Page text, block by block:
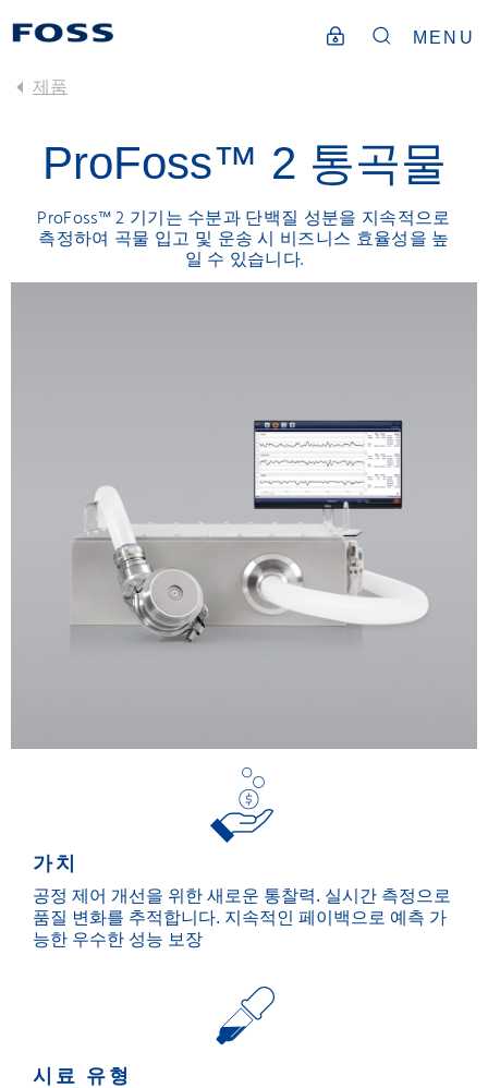
MENU
제품
ProFoss™ 2 통곡물
ProFoss™ 2 기기는 수분과 단백질 성분을 지속적으로
측정하여 곡물 입고 및 운송 시 비즈니스 효율성을 높
일 수 있습니다.
가치
공정 제어 개선을 위한 새로운 통찰력. 실시간 측정으로
품질 변화를 추적합니다. 지속적인 페이백으로 예측 가
능한 우수한 성능 보장
시료 유형